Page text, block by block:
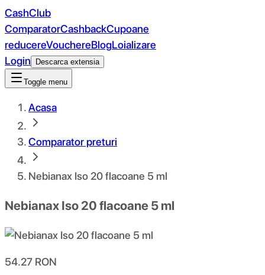
CashClub
ComparatorCashbackCupoane
reducereVouchereBlogLoializare
Login
Descarca extensia
Toggle menu
Acasa
Comparator preturi
Nebianax Iso 20 flacoane 5 ml
Nebianax Iso 20 flacoane 5 ml
54.27 RON